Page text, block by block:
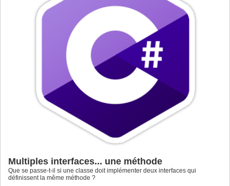
Multiples interfaces... une méthode
Que se passe-t-il si une classe doit implémenter deux interfaces qui
définissent la même méthode ?